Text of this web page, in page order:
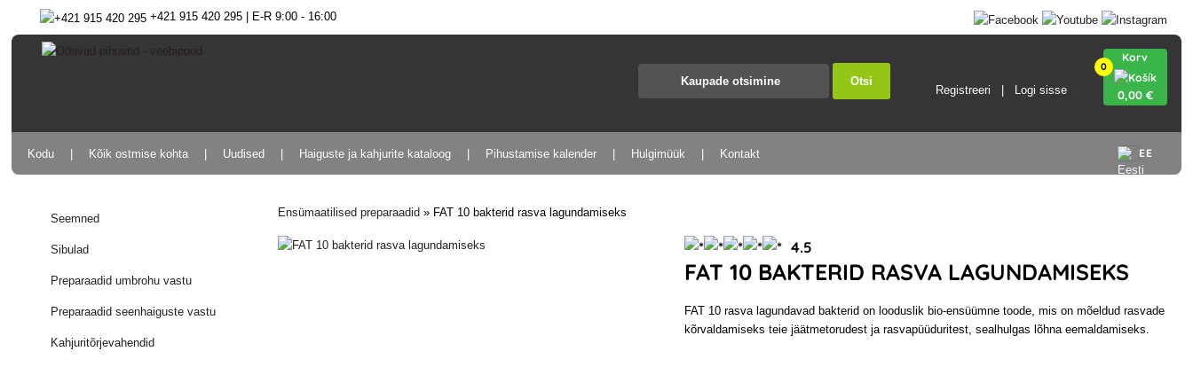
+421 915 420 295 | E-R 9:00 - 16:00
Otsi
Registreeri Logi sisse
0
Korv
0,00 €
EE
Kodu Kõik ostmise kohta Uudised Haiguste ja kahjurite kataloog Pihustamise kalender Hulgimüük Kontakt
Seemned
Sibulad
Preparaadid umbrohu vastu
Preparaadid seenhaiguste vastu
Kahjuritõrjevahendid
Ensümaatilised preparaadid » FAT 10 bakterid rasva lagundamiseks
4.5
FAT 10 BAKTERID RASVA LAGUNDAMISEKS
FAT 10 rasva lagundavad bakterid on looduslik bio-ensüümne toode, mis on mõeldud rasvade
kõrvaldamiseks teie jäätmetorudest ja rasvapüüduritest, sealhulgas lõhna eemaldamiseks.